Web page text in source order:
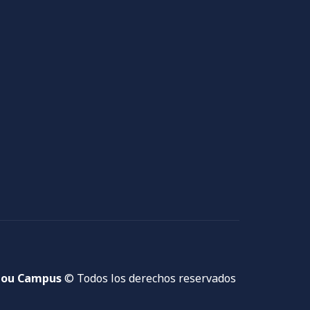
Campus© Todos los derechos reservados